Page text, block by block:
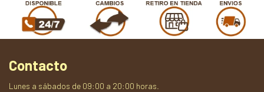
Contacto
Lunes a sábados de 09:00 a 20:00 horas.